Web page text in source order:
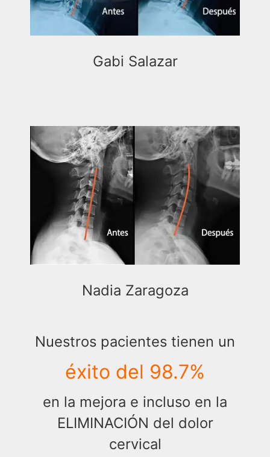
Gabi Salazar
Nadia Zaragoza
Nuestros pacientes tienen un
éxito del 98.7%
en la mejora e incluso en la
ELIMINACIÓN del dolor
cervical